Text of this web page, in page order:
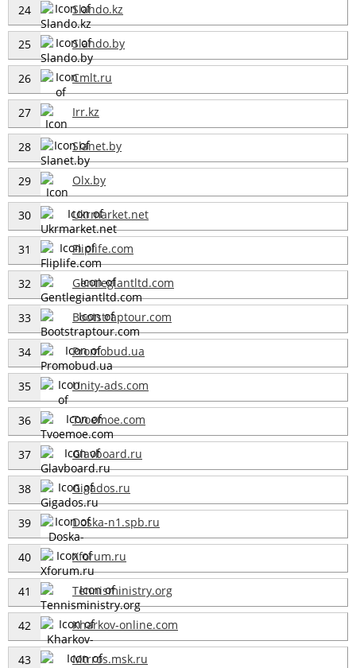
24 Slando.kz
25 Slando.by
26 Cmlt.ru
27 Irr.kz
28 Slanet.by
29 Olx.by
30 Ukrmarket.net
31 Fliplife.com
32 Gentlegiantltd.com
33 Bootstraptour.com
34 Promobud.ua
35 Unity-ads.com
36 Tvoemoe.com
37 Glavboard.ru
38 Gigados.ru
39 Doska-n1.spb.ru
40 Xforum.ru
41 Tennisministry.org
42 Kharkov-online.com
43 Mtrros.msk.ru